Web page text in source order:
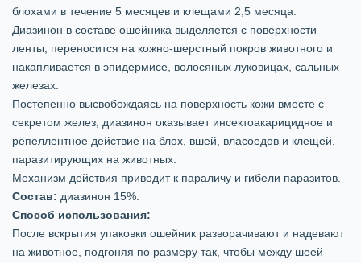
блохами в течение 5 месяцев и клещами 2,5 месяца.
Диазинон в составе ошейника выделяется с поверхности
ленты, переносится на кожно-шерстный покров животного и
накапливается в эпидермисе, волосяных луковицах, сальных
железах.
Постепенно высвобождаясь на поверхность кожи вместе с
секретом желез, диазинон оказывает инсектоакарицидное и
репеллентное действие на блох, вшей, власоедов и клещей,
паразитирующих на животных.
Механизм действия приводит к параличу и гибели паразитов.
Состав: диазинон 15%.
Способ использования:
После вскрытия упаковки ошейник разворачивают и надевают
на животное, подгоняя по размеру так, чтобы между шеей